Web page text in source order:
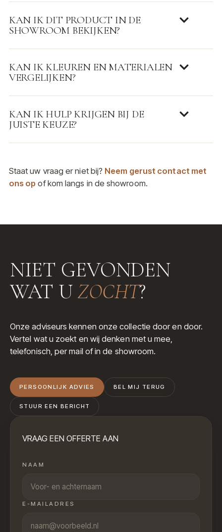
KAN IK DIT PRODUCT IN DE
SHOWROOM BEKIJKEN?
KAN IK KLEUREN EN MATERIALEN
VERGELIJKEN?
KAN IK HULP KRIJGEN BIJ DE
JUISTE KEUZE?
Staat uw vraag er niet bij? Neem gerust contact met
ons op of kom langs in de showroom.
NIET GEVONDEN
WAT UZOCHT?
Onze adviseurs kennen onze collectie door en door.
Vertel wat u zoekt en wij denken met u mee,
telefonisch, per mail of in de showroom.
PERSOONLIJK ADVIES BEL MIJ TERUG
STUUR EEN BERICHT
VRAAG EEN OFFERTE AAN
NAAM
E-MAILADRES